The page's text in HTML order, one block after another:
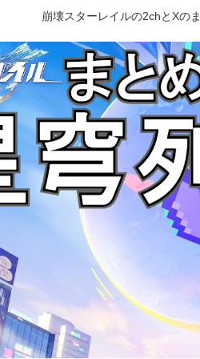
崩壊スターレイルの2chとXの